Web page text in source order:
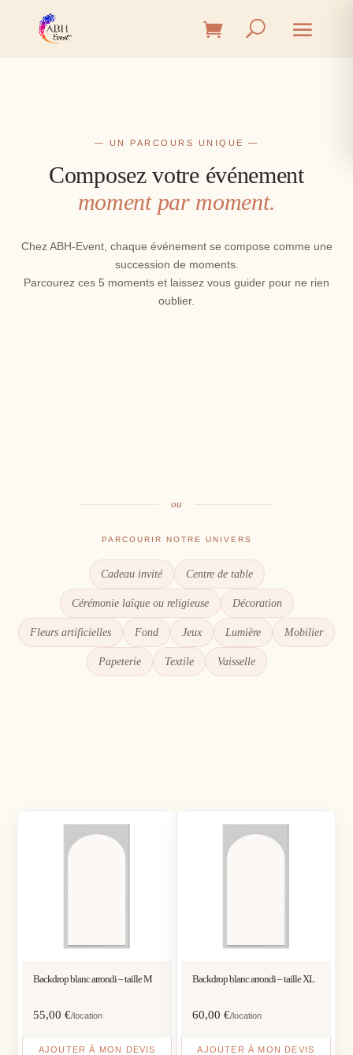
— UN PARCOURS UNIQUE —
Composez votre événement
moment par moment.
Chez ABH-Event, chaque événement se compose comme une
succession de moments.
Parcourez ces 5 moments et laissez vous guider pour ne rien
oublier.
ou
PARCOURIR NOTRE UNIVERS
Cadeau invité Centre de table
Cérémonie laïque ou religieuse Décoration
Fleurs artificielles Fond Jeux Lumière Mobilier
Papeterie Textile Vaisselle
Backdrop blanc arrondi – taille M
55,00€/location
AJOUTER À MON DEVIS
Backdrop blanc arrondi – taille XL
60,00 €/location
AJOUTER À MON DEVIS